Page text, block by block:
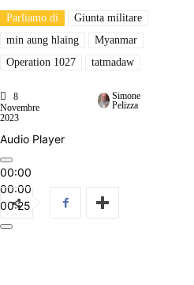
Parliamo di
Giunta militare
min aung hlaing
Myanmar
Operation 1027
tatmadaw
8
Novembre
2023
Simone
Pelizza
Audio Player
00:00
00:00
00:25